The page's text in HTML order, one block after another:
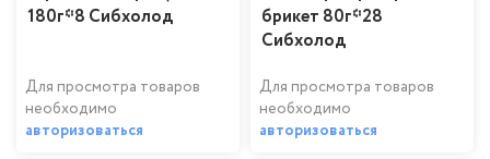
180г*8 Сибхолод
Для просмотра товаров
необходимо
авторизоваться
брикет 80г*28
Сибхолод
Для просмотра товаров
необходимо
авторизоваться